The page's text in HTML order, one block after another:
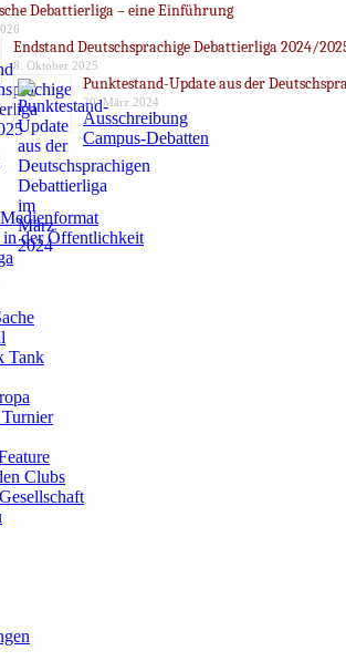
Debattierliga – eine Einführung
Endstand Deutschsprachige Debattierliga 2024/
8. Oktober 2025
Punktestand-Update aus der
20. März 2024
Ausschreibung
Campus-Debatten
in der Öffentlichkeit
Tank
Clubs